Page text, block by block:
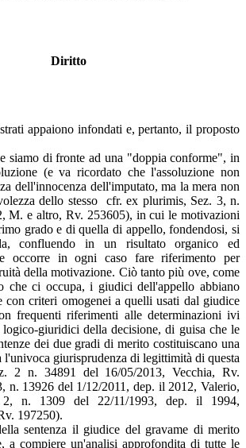
Diritto
appaiono infondati e, pertanto, il proposto
siamo di fronte ad una "doppia conforme", in
(e va ricordato che l'assoluzione non
dell'innocenza dell'imputato, ma la mera non
dello stesso cfr. ex plurimis, Sez. 3, n.
M. e altro, Rv. 253605), in cui le motivazioni
grado e di quella di appello, fondendosi, si
confluendo in un risultato organico ed
occorre in ogni caso fare riferimento per
della motivazione. Ciò tanto più ove, come
che ci occupa, i giudici dell'appello abbiano
con criteri omogenei a quelli usati dal giudice
frequenti riferimenti alle determinazioni ivi
logico-giuridici della decisione, di guisa che le
dei due gradi di merito costituiscano una
l'univoca giurisprudenza di legittimità di questa
2 n. 34891 del 16/05/2013, Vecchia, Rv.
n. 13926 del 1/12/2011, dep. il 2012, Valerio,
n. 1309 del 22/11/1993, dep. il 1994,
197250).
sentenza il giudice del gravame di merito
a compiere un'analisi approfondita di tutte le